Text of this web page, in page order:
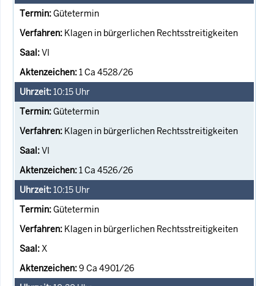
Gütetermin
Klagen in bürgerlichen Rechtsstreitigkeiten
VI
1 Ca 4528/26
10:15 Uhr
Gütetermin
Klagen in bürgerlichen Rechtsstreitigkeiten
VI
1 Ca 4526/26
10:15 Uhr
Gütetermin
Klagen in bürgerlichen Rechtsstreitigkeiten
X
9 Ca 4901/26